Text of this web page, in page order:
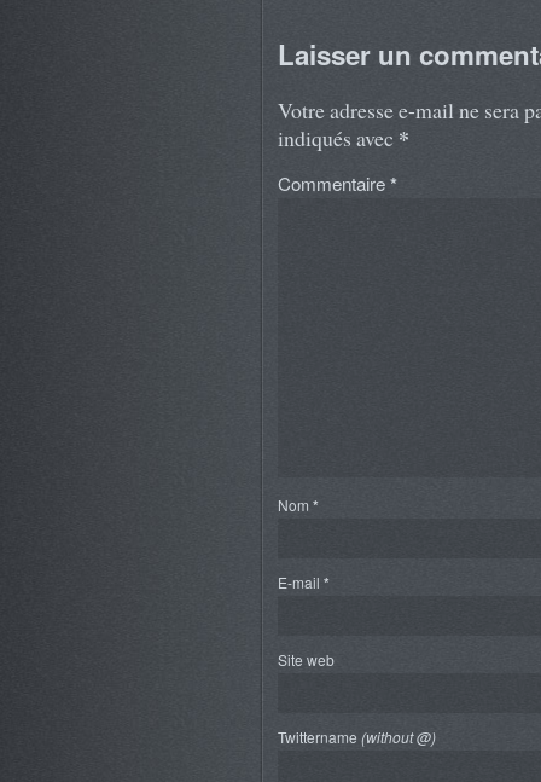
Laisser un
Votre adresse e-mail ne sera
indiqués avec *
Commentaire*
Nom *
E-mail *
Site web
Twittername (without @)